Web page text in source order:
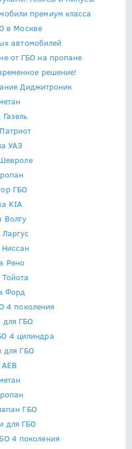
премиум класса
в Москве
автомобилей
от ГБО на пропане
решение!
Диджитроник
УАЗ
ГБО
KIA
Волгу
Рено
Форд
4 поколения
для ГБО
4 цилиндра
для ГБО
ГБО
для ГБО
4 поколения